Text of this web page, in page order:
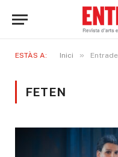
ESTÀS A: Inici »
FETEN